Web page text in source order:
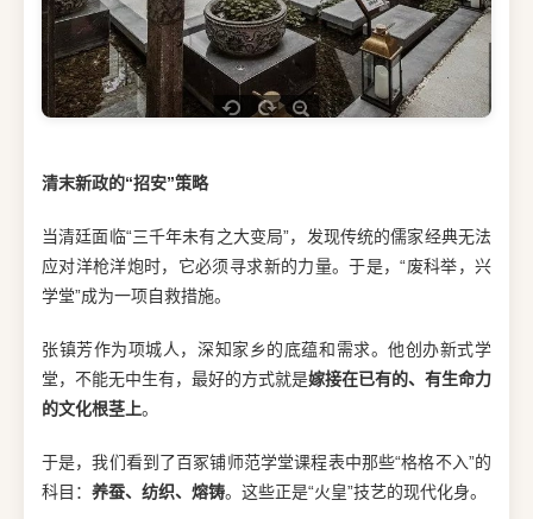
清末新政的“招安”策略
当清廷面临“三千年未有之大变局”，发现传统的儒家经典无法
应对洋枪洋炮时，它必须寻求新的力量。于是，“废科举，兴
学堂”成为一项自救措施。
张镇芳作为项城人，深知家乡的底蕴和需求。他创办新式学
堂，不能无中生有，最好的方式就是嫁接在已有的、有生命力
的文化根茎上。
于是，我们看到了百冢铺师范学堂课程表中那些“格格不入”的
科目： 养蚕、纺织、熔铸。这些正是“火皇”技艺的现代化身。